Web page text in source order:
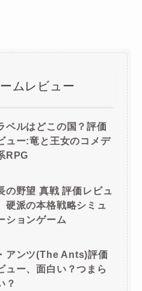
ムレビュー
ベルはどこの国？評価
ュー:竜と王女のコメデ
RPG
の野望 真戦 評価レビュ
硬派の本格戦略シミュ
ションゲーム
アンツ(The Ants)評価
ュー、面白い？つまら
？